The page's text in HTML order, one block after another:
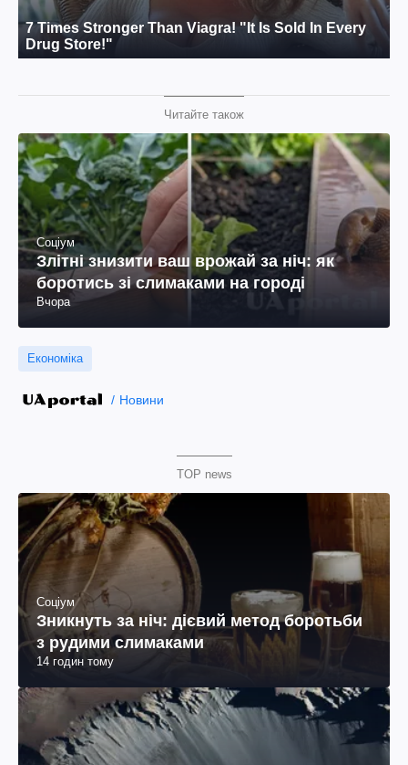
Читайте також
Соціум
Злітні знизити ваш врожай за ніч: як
боротись зі слимаками на городі
Вчора
Економіка
Новини
TOP news
Соціум
Зникнуть за ніч: дієвий метод боротьби
з рудими слимаками
14 годин тому